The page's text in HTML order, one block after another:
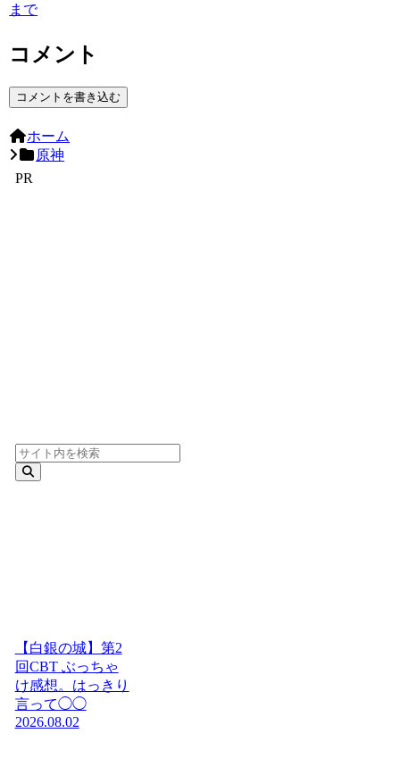
まで
コメント
コメントを書き込む
ホーム
原神
PR
【白銀の城】第2
回CBT ぶっちゃ
け感想。はっきり
言って◯◯
2026.08.02